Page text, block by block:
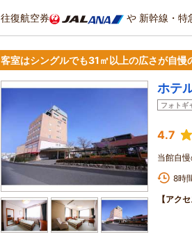
往復航空券 や 新幹線・特
客室はシングルでも31㎡以上の広さが自慢
ホテ
フォトギ
4.7
当館自
8時
【アクセ